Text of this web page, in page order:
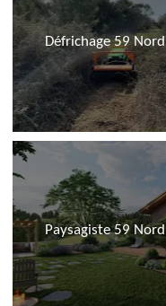
Défrichage 59 Nord
Paysagiste 59 Nord